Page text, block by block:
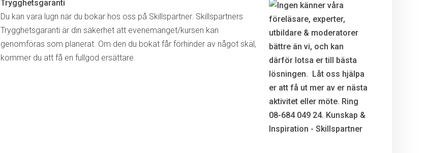
Trygghetsgaranti
Du kan vara lugn när du bokar hos oss på Skillspartner. Skillspartners
Trygghetsgaranti är din säkerhet att evenemanget/kursen kan
genomföras som planerat. Om den du bokat får förhinder av något skäl,
kommer du att få en fullgod ersättare.